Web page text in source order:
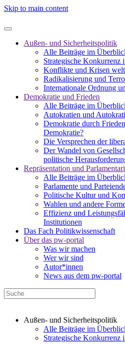
Skip to main content
Außen- und Sicherheitspolitik
Alle Beiträge im
Strategische Konkurrenz
Konflikte und Krisen
Radikalisierung und
Internationale Ordnung
Demokratie und Frieden
Alle Beiträge im
Autokratien und
Demokratie durch
Demokratie?
Die Versprechen der
Der Wandel von
politische
Repräsentation und
Alle Beiträge im
Parlamente und
Politische Kultur und
Wahlen und andere
Effizienz und
Institutionen
Das Fach Politikwissenschaft
Über das pw-portal
Was wir machen
Wer wir sind
Autor*innen
News aus dem pw-portal
Außen- und Sicherheitspolitik
Alle Beiträge im
Strategische Konkurrenz